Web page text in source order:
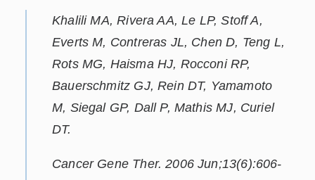
Khalili MA, Rivera AA, Le LP, Stoff A,
Everts M, Contreras JL, Chen D, Teng L,
Rots MG, Haisma HJ, Rocconi RP,
Bauerschmitz GJ, Rein DT, Yamamoto
M, Siegal GP, Dall P, Mathis MJ, Curiel
DT.
Cancer Gene Ther. 2006 Jun;13(6):606-